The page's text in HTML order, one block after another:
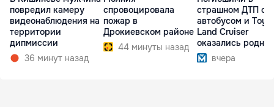
повредил камеру
видеонаблюдения на
территории
дипмиссии
36 минут назад
спровоцировала
пожар в
Дрокиевском районе
44 минуты назад
страшном ДТП с
автобусом и
Land Cruiser
оказались
братьявчера